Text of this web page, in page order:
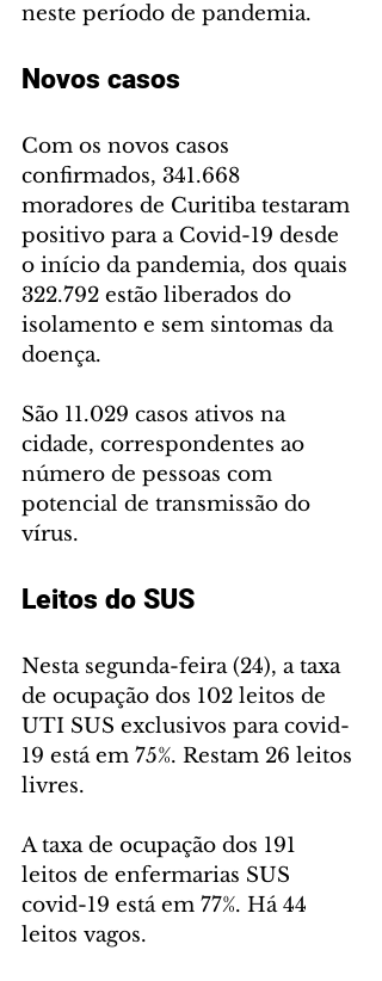
neste período de pandemia.
Novos casos
Com os novos casos
confirmados, 341.668
moradores de Curitiba testaram
positivo para a Covid-19 desde
o início da pandemia, dos quais
322.792 estão liberados do
isolamento e sem sintomas da
doença.
São 11.029 casos ativos na
cidade, correspondentes ao
número de pessoas com
potencial de transmissão do
vírus.
Leitos do SUS
Nesta segunda-feira (24), a taxa
de ocupação dos 102 leitos de
UTI SUS exclusivos para covid-
19 está em 75%. Restam 26 leitos
livres.
A taxa de ocupação dos 191
leitos de enfermarias SUS
covid-19 está em 77%. Há 44
leitos vagos.